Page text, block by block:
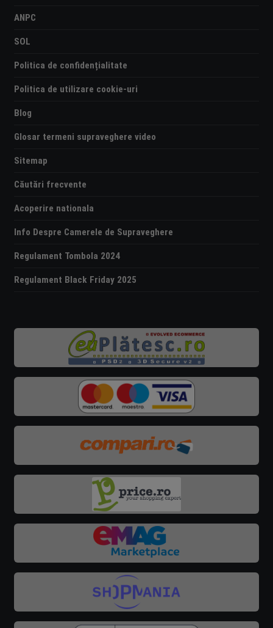
ANPC
SOL
Politica de confidențialitate
Politica de utilizare cookie-uri
Blog
Glosar termeni supraveghere video
Sitemap
Căutări frecvente
Acoperire nationala
Info Despre Camerele de Supraveghere
Regulament Tombola 2024
Regulament Black Friday 2025